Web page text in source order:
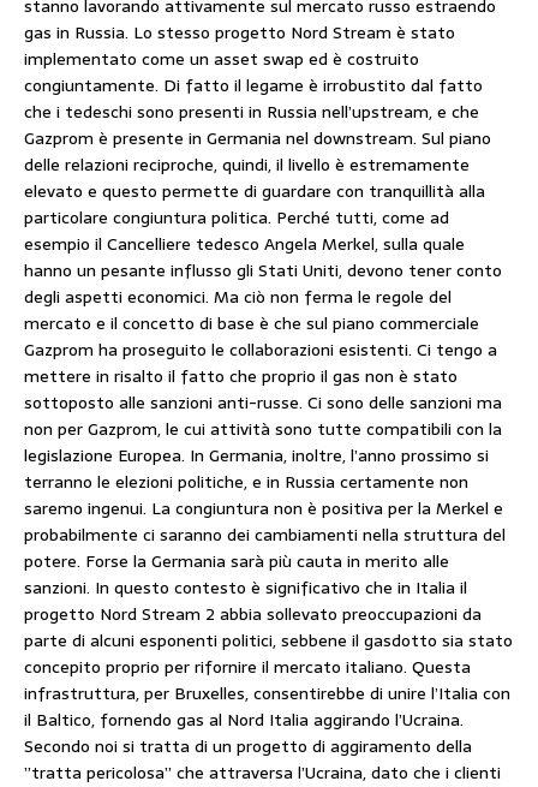
stanno lavorando attivamente sul mercato russo estraendo
gas in Russia. Lo stesso progetto Nord Stream è stato
implementato come un asset swap ed è costruito
congiuntamente. Di fatto il legame è irrobustito dal fatto
che i tedeschi sono presenti in Russia nell’upstream, e che
Gazprom è presente in Germania nel downstream. Sul piano
delle relazioni reciproche, quindi, il livello è estremamente
elevato e questo permette di guardare con tranquillità alla
particolare congiuntura politica. Perché tutti, come ad
esempio il Cancelliere tedesco Angela Merkel, sulla quale
hanno un pesante influsso gli Stati Uniti, devono tener conto
degli aspetti economici. Ma ciò non ferma le regole del
mercato e il concetto di base è che sul piano commerciale
Gazprom ha proseguito le collaborazioni esistenti. Ci tengo a
mettere in risalto il fatto che proprio il gas non è stato
sottoposto alle sanzioni anti-russe. Ci sono delle sanzioni ma
non per Gazprom, le cui attività sono tutte compatibili con la
legislazione Europea. In Germania, inoltre, l’anno prossimo si
terranno le elezioni politiche, e in Russia certamente non
saremo ingenui. La congiuntura non è positiva per la Merkel e
probabilmente ci saranno dei cambiamenti nella struttura del
potere. Forse la Germania sarà più cauta in merito alle
sanzioni. In questo contesto è significativo che in Italia il
progetto Nord Stream 2 abbia sollevato preoccupazioni da
parte di alcuni esponenti politici, sebbene il gasdotto sia stato
concepito proprio per rifornire il mercato italiano. Questa
infrastruttura, per Bruxelles, consentirebbe di unire l’Italia con
il Baltico, fornendo gas al Nord Italia aggirando l’Ucraina.
Secondo noi si tratta di un progetto di aggiramento della
”tratta pericolosa” che attraversa l’Ucraina, dato che i clienti